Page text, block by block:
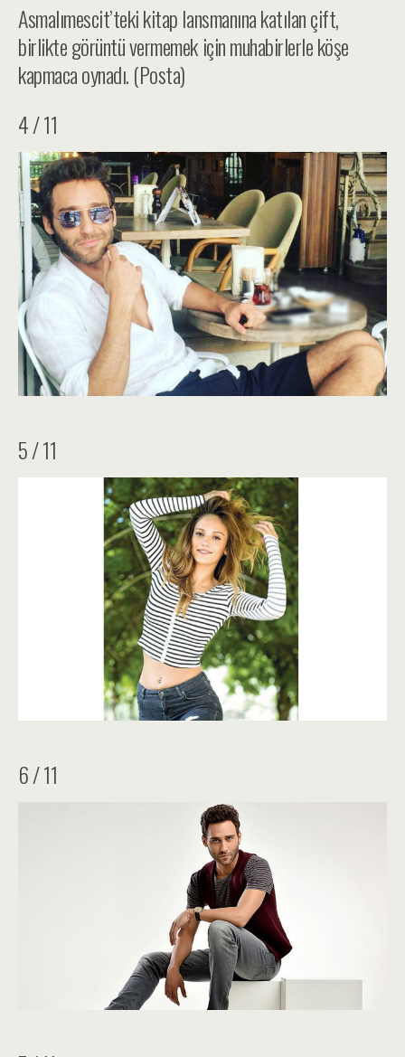
Asmalımescit’teki kitap lansmanına katılan çift,
birlikte görüntü vermemek için muhabirlerle köşe
kapmaca oynadı. (Posta)
4 / 11
5 / 11
6 / 11